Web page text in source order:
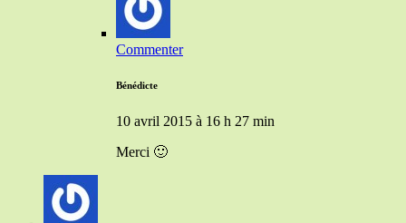
Commenter
Bénédicte
10 avril 2015 à 16 h 27 min
Merci 🙂